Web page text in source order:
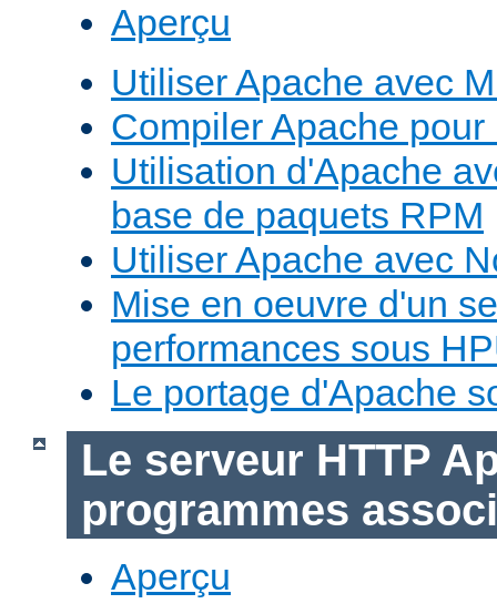
Aperçu
Utiliser Apache avec
Compiler Apache
Utilisation d'Apache
base de paquets RPM
Utiliser Apache avec
Mise en oeuvre d'un
performances sous
Le portage d'Apache
Le serveur HTTP
programmes
Aperçu